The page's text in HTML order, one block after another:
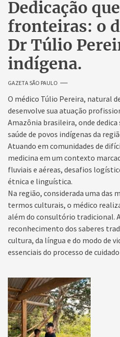
Dedicação
fronteiras: o
Dr Túlio
indígena.
GAZETA SÃO PAULO
O médico Túlio Pereira, natural
desenvolve sua atuação
Amazônia brasileira, onde dedica
saúde de povos indígenas da
Atuando em comunidades de
medicina em um contexto
fluviais e aéreas, desafios
étnica e linguística.
Na região, considerada uma das
termos culturais, o médico
além do consultório tradicional.
reconhecimento dos saberes
cultura, da língua e do modo de
essenciais do processo de